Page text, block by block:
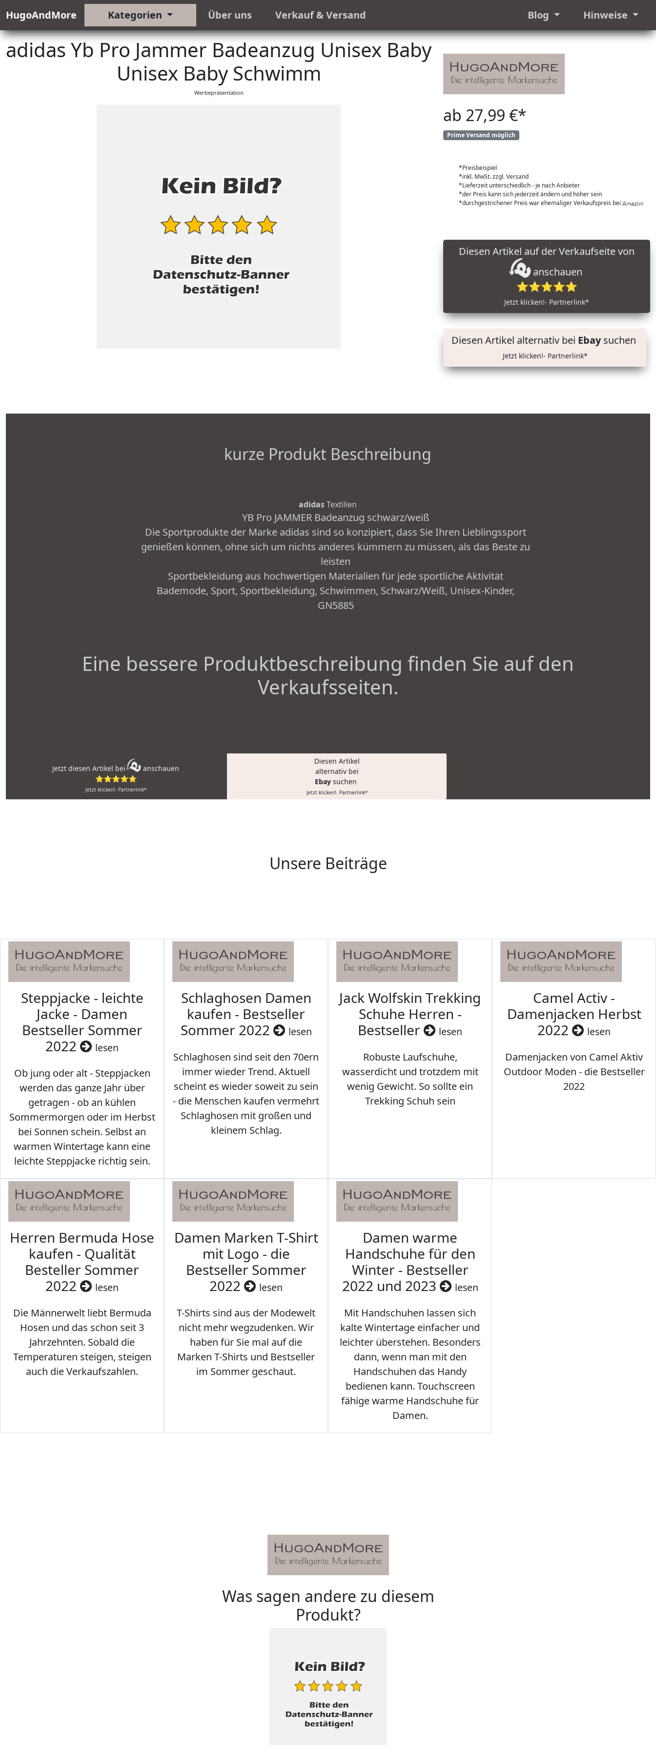
HugoAndMore Kategorien Über uns Verkauf & Versand Blog Hinweise
adidas Yb Pro Jammer Badeanzug Unisex Baby
Unisex Baby Schwimm
Werbepräsentation
ab 27,99 €*
Prime Versand möglich
*Preisbeispiel
*inkl. MwSt. zzgl. Versand
*Lieferzeit unterschiedlich - je nach Anbieter
*der Preis kann sich jederzeit ändern und höher sein
*durchgestrichener Preis war ehemaliger Verkaufspreis bei
anschauen
⭐⭐⭐⭐⭐
Jetzt klicken!- Partnerlink*
Diesen Artikel alternativ bei Ebaysuchen
Jetzt klicken!- Partnerlink*
kurze Produkt Beschreibung
adidasTextilien
YB Pro JAMMER Badeanzug schwarz/weiß
Die Sportprodukte der Marke adidas sind so konzipiert, dass Sie Ihren Lieblingssport
genießen können, ohne sich um nichts anderes kümmern zu müssen, als das Beste zu
leisten
Sportbekleidung aus hochwertigen Materialien für jede sportliche Aktivität
Bademode, Sport, Sportbekleidung, Schwimmen, Schwarz/Weiß, Unisex-Kinder,
GN5885
Eine bessere Produktbeschreibung finden Sie auf den
Verkaufsseiten.
Jetzt diesen Artikel bei
anschauen
⭐⭐⭐⭐⭐
Jetzt klicken!- Partnerlink*
Diesen Artikel
alternativ bei
Ebay suchen
Jetzt klicken!- Partnerlink*
Unsere Beiträge
Steppjacke - leichte
Jacke - Damen
Bestseller Sommer
2022
lesen
Ob jung oder alt - Steppjacken
werden das ganze Jahr über
getragen - ob an kühlen
Sommermorgen oder im Herbst
bei Sonnen schein. Selbst an
warmen Wintertage kann eine
leichte Steppjacke richtig sein.
Schlaghosen Damen
kaufen - Bestseller
Sommer 2022
lesen
Schlaghosen sind seit den 70ern
immer wieder Trend. Aktuell
scheint es wieder soweit zu sein
- die Menschen kaufen vermehrt
Schlaghosen mit großen und
kleinem Schlag.
Jack Wolfskin Trekking
Schuhe Herren -
Bestseller
lesen
Robuste Laufschuhe,
wasserdicht und trotzdem mit
wenig Gewicht. So sollte ein
Trekking Schuh sein
Camel Activ -
Damenjacken Herbst
2022
lesen
Damenjacken von Camel Aktiv
Outdoor Moden - die Bestseller
2022
Herren Bermuda Hose
kaufen - Qualität
Besteller Sommer
2022
lesen
Die Männerwelt liebt Bermuda
Hosen und das schon seit 3
Jahrzehnten. Sobald die
Temperaturen steigen, steigen
auch die Verkaufszahlen.
Damen Marken T-Shirt
mit Logo - die
Bestseller Sommer
2022
lesen
T-Shirts sind aus der Modewelt
nicht mehr wegzudenken. Wir
haben für Sie mal auf die
Marken T-Shirts und Bestseller
im Sommer geschaut.
Damen warme
Handschuhe für den
Winter - Bestseller
2022 und 2023
lesen
Mit Handschuhen lassen sich
kalte Wintertage einfacher und
leichter überstehen. Besonders
dann, wenn man mit den
Handschuhen das Handy
bedienen kann. Touchscreen
fähige warme Handschuhe für
Damen.
Was sagen andere zu diesem
Produkt?